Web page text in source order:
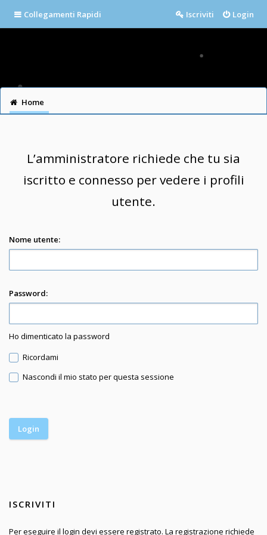
Collegamenti Rapidi Login
Iscriviti
Home
L’amministratore richiede che tu sia
iscritto e connesso per vedere i profili
utente.
Nome utente:
Password:
Ho dimenticato la password
Ricordami
Nascondi il mio stato per questa sessione
ISCRIVITI
Per eseguire il login devi essere registrato. La registrazione richiede